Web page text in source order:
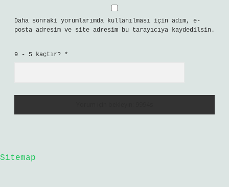
Daha sonraki yorumlarımda kullanılması için adım, e-
posta adresim ve site adresim bu tarayıcıya kaydedilsin.
9 - 5 kaçtır? *
Sitemap